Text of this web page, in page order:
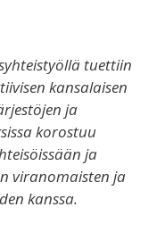
tuettiin
kansalaisen
ja
korostuu
ja
viranomaisten ja
kanssa.